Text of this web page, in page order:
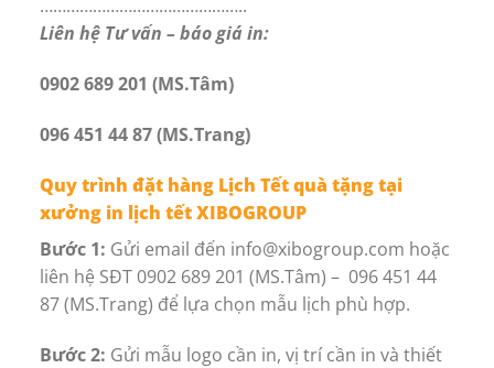
………………………………………..
Liên hệ Tư vấn – báo giá in:
0902 689 201 (MS.Tâm)
096 451 44 87 (MS.Trang)
Quy trình đặt hàng Lịch Tết quà tặng tại
xưởng in lịch tết XIBOGROUP
Bước 1: Gửi email đến info@xibogroup.com hoặc
liên hệ SĐT 0902 689 201 (MS.Tâm) – 096 451 44
87 (MS.Trang) để lựa chọn mẫu lịch phù hợp.
Bước 2: Gửi mẫu logo cần in, vị trí cần in và thiết